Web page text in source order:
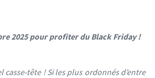
2025 pour profiter du Black Friday !
casse-tête ! Si les plus ordonnés d’entre